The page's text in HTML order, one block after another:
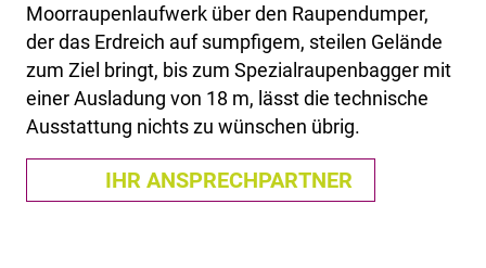
Moorraupenlaufwerk über den Raupendumper,
der das Erdreich auf sumpfigem, steilen Gelände
zum Ziel bringt, bis zum Spezialraupenbagger mit
einer Ausladung von 18 m, lässt die technische
Ausstattung nichts zu wünschen übrig.
IHR ANSPRECHPARTNER